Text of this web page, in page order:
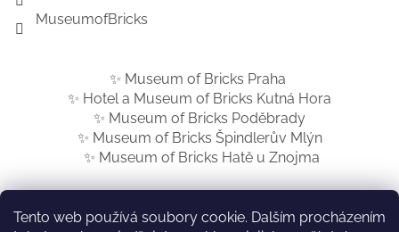
Tento web používá soubory cookie. Dalším procházením
MuseumofBricks
✨ Museum of Bricks Praha
✨ Hotel a Museum of Bricks Kutná Hora
✨ Museum of Bricks Poděbrady
✨ Museum of Bricks Špindlerův Mlýn
✨ Museum of Bricks Hatě u Znojma